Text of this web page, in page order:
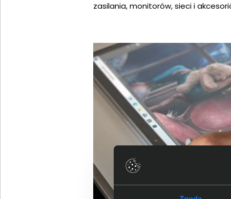
zasilania, monitorów, sieci i